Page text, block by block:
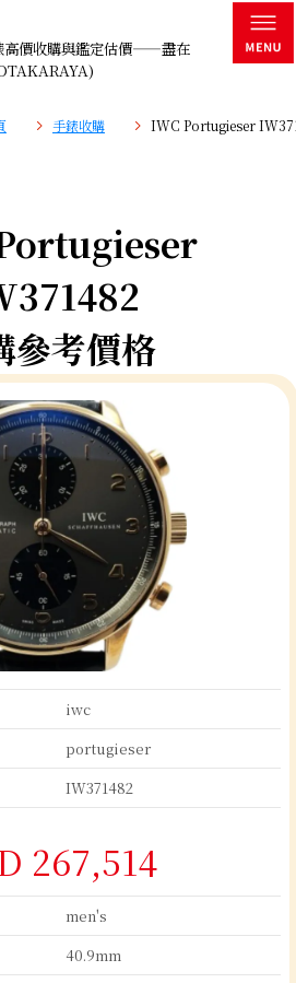
高價收購與鑑定估價——盡在
手錶收購 IWC Portugieser
參考價格
iwc
portugieser
IW371482
267,514
men's
40.9mm